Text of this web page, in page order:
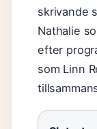
skrivande
Nathalie
efter
som Linn